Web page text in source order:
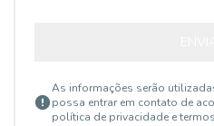
As informações serão
possa entrar em contato de
política de privacidade e